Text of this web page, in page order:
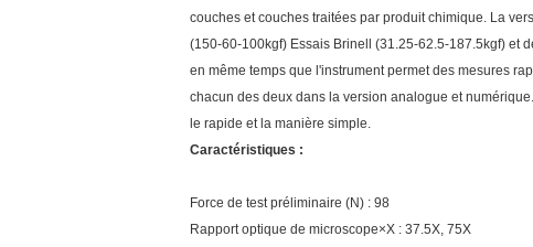
couches et couches traitées par produit chimique. La
(150-60-100kgf) Essais Brinell (31.25-62.5-187.5kgf) et
en même temps que l'instrument permet des mesures
chacun des deux dans la version analogue et
le rapide et la manière simple.
Caractéristiques :
Force de test préliminaire (N) : 98
Rapport optique de microscope×X : 37.5X, 75X